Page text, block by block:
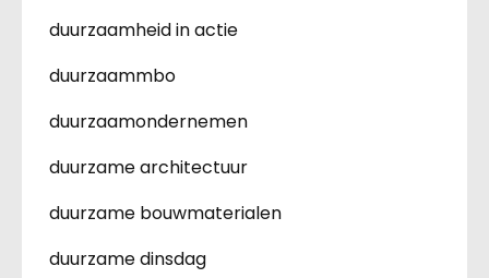
duurzaamheid in actie
duurzaammbo
duurzaamondernemen
duurzame architectuur
duurzame bouwmaterialen
duurzame dinsdag